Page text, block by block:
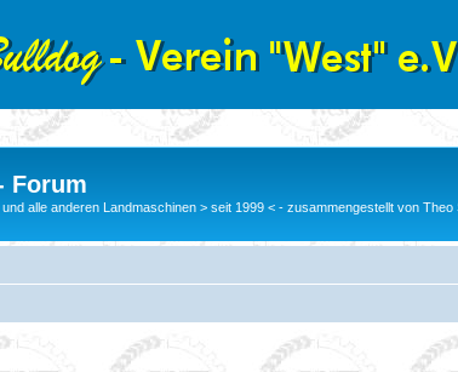
Forum
alle anderen Landmaschinen > seit 1999 < - zusammengestellt von Theo